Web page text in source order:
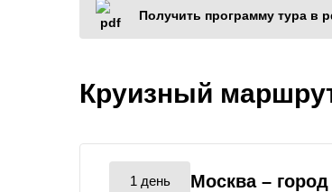
Получить программу тура в
Круизный
1 день Москва –